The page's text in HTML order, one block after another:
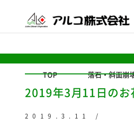
TOP 落石・斜面崩
2019年3月11日のお
2019.3.11 /